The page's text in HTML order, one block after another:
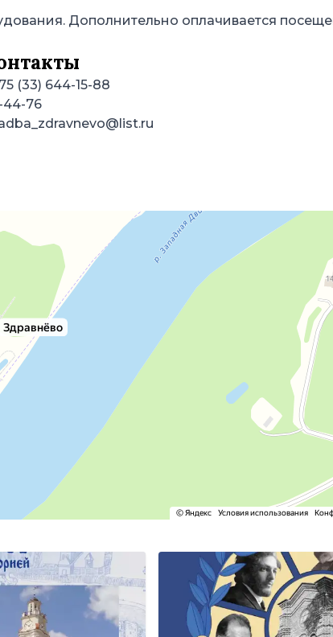
Дополнительно оплачивается
(33) 644-15-88
44-76